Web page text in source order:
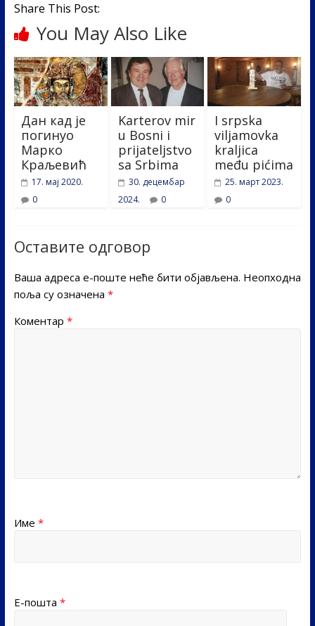
Share This Post:
You May Also Like
Дан кад је
погинуо
Марко
Краљевић
17. мај 2020.
0
Karterov mir
u Bosni i
prijateljstvo
sa Srbima
30. децембар
2024.
0
I srpska
viljamovka
kraljica
među pićima
25. март 2023.
0
Оставите одговор
Ваша адреса е-поште неће бити објављена. Неопходна
поља су означена *
Коментар *
Име *
Е-пошта *